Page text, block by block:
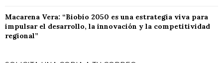
Macarena Vera: “Biobío 2050 es una estrategia viva para
impulsar el desarrollo, la innovación y la competitividad
regional”